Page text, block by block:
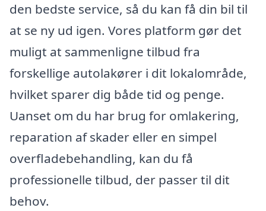
den bedste service, så du kan få din bil til
at se ny ud igen. Vores platform gør det
muligt at sammenligne tilbud fra
forskellige autolakører i dit lokalområde,
hvilket sparer dig både tid og penge.
Uanset om du har brug for omlakering,
reparation af skader eller en simpel
overfladebehandling, kan du få
professionelle tilbud, der passer til dit
behov.